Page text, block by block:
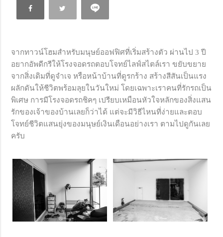
จากทาวน์โฮมสำหรับมนุษย์ออฟฟิศที่เริ่มสร้างตัว ผ่านไป 3 ปี
อยากอัพดีกรีให้โรงจอดรถตอบโจทย์ไลฟ์สไตล์เรา ขยับขยาย
จากสิ่งเดิมที่ดูจำเจ หรือหน้าบ้านที่ดูรกร้าง สร้างสีสันเป็นแรง
ผลักดันให้ชีวิตพร้อมลุยในวันใหม่ โดยเฉพาะเราคนที่รักรถเป็น
พิเศษ การมีโรงจอดรถชิคๆ เปรียบเหมือนหัวใจหลักของสิ่งแสน
รักของเจ้าของบ้านเลยก็ว่าได้ แต่จะมีวิธีไหนที่ง่ายและตอบ
โจทย์ชีวิตแสนยุ่งของมนุษย์เงินเดือนอย่างเรา ตามไปดูกันเลย
ครับ